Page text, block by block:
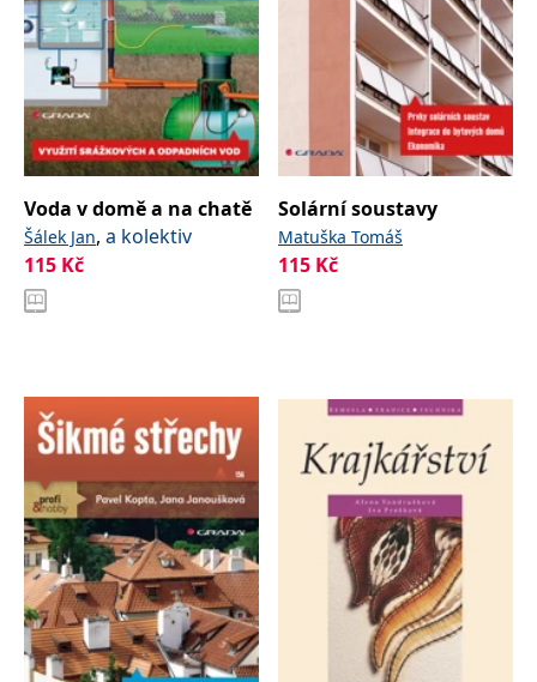
Voda v domě a na chatě
Šálek Jan, a kolektiv
115 Kč
Solární soustavy
Matuška Tomáš
115 Kč